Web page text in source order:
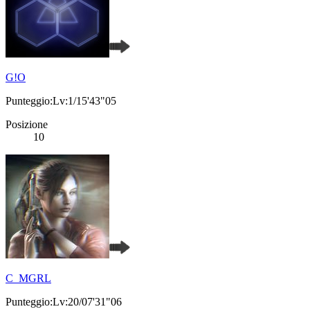
G!O
Punteggio:Lv:1/15'43"05
Posizione
10
C_MGRL
Punteggio:Lv:20/07'31"06